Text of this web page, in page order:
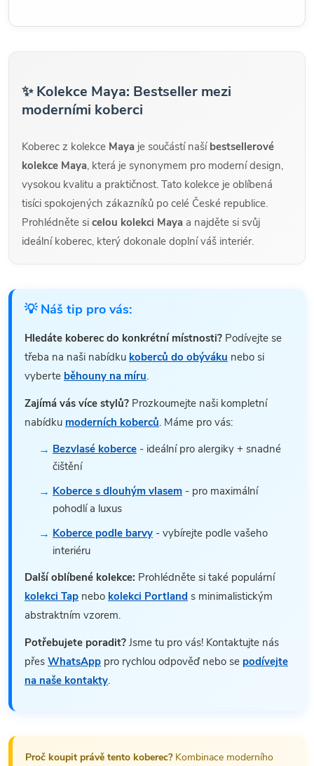
✨ Kolekce Maya: Bestseller mezi
moderními koberci
Koberec z kolekce Maya je součástí naší bestsellerové
kolekce Maya, která je synonymem pro moderní design,
vysokou kvalitu a praktičnost. Tato kolekce je oblíbená
tisíci spokojených zákazníků po celé České republice.
Prohlédněte si celou kolekci Maya a najděte si svůj
ideální koberec, který dokonale doplní váš interiér.
💡 Náš tip pro vás:
Hledáte koberec do konkrétní místnosti? Podívejte se
třeba na naši nabídku koberců do obýváku nebo si
vyberte běhouny na míru.
Zajímá vás více stylů? Prozkoumejte naši kompletní
nabídku moderních koberců. Máme pro vás:
Bezvlasé koberce - ideální pro alergiky + snadné
čištění
Koberce s dlouhým vlasem - pro maximální
pohodlí a luxus
Koberce podle barvy - vybírejte podle vašeho
interiéru
Další oblíbené kolekce: Prohlédněte si také populární
kolekci Tap nebo kolekci Portland s minimalistickým
abstraktním vzorem.
Potřebujete poradit? Jsme tu pro vás! Kontaktujte nás
přes WhatsApp pro rychlou odpověď nebo se podívejte
na naše kontakty.
Proč koupit právě tento koberec?Kombinace moderního